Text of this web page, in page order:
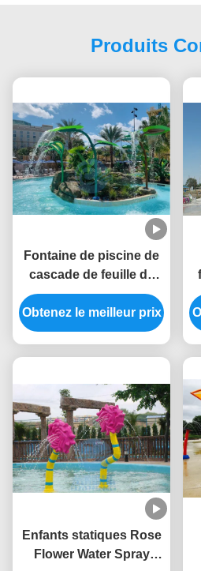
Produits
Fontaine de piscine de
cascade de feuille de
Trapa de brin solides
solubles 304 pour le
parc d'éclaboussure
Obtenez le meilleur prix
Enfants statiques Rose
Flower Water Spray